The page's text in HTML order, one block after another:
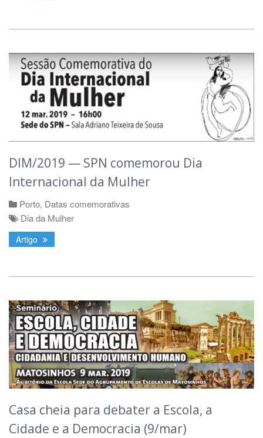
DIM/2019 — SPN comemorou Dia
Internacional da Mulher
Porto, Datas comemorativas
Dia da Mulher
Artigo
Casa cheia para debater a Escola, a
Cidade e a Democracia (9/mar)